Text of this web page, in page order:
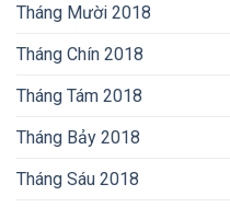
Tháng Mười 2018
Tháng Chín 2018
Tháng Tám 2018
Tháng Bảy 2018
Tháng Sáu 2018